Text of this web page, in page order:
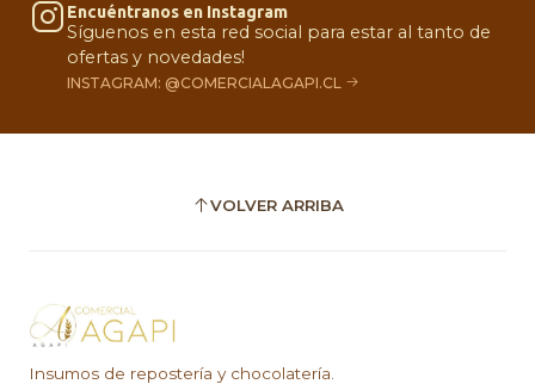
Encuéntranos en Instagram
Síguenos en esta red social para estar al tanto de
ofertas y novedades!
INSTAGRAM: @COMERCIALAGAPI.CL
VOLVER ARRIBA
Insumos de repostería y chocolatería.